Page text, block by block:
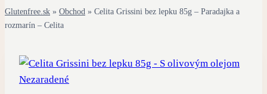
Glutenfree.sk » Obchod » Celita Grissini bez lepku 85g – Paradajka a
rozmarín – Celita
Nezaradené